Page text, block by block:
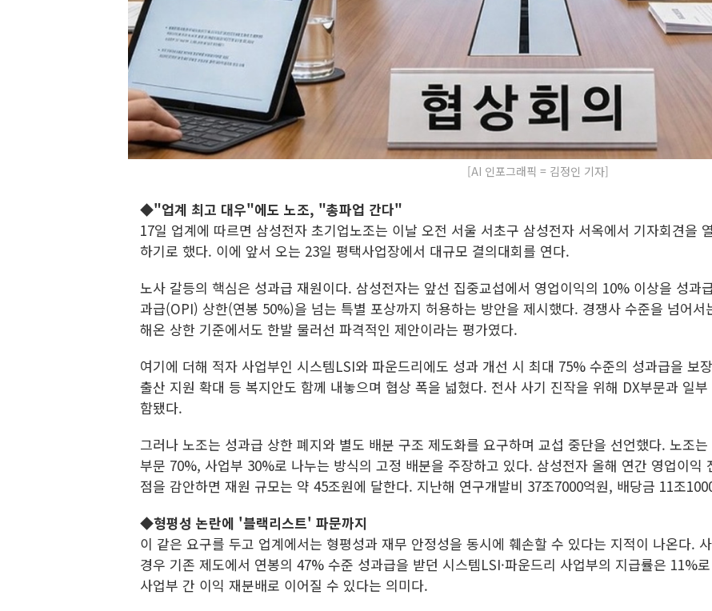
[AI 인포그래픽 = 김정인 기자]
◆"업계 최고 대우"에도 노조, "총파업 간다"
17일 업계에 따르면 삼성전자 초기업노조는 이날 오전 서울 서초구 삼성전자 서옥에서 기자회견을
하기로 했다. 이에 앞서 오는 23일 평택사업장에서 대규모 결의대회를 연다.
노사 갈등의 핵심은 성과급 재원이다. 삼성전자는 앞선 집중교섭에서 영업이익의 10% 이상을 성과
과급(OPI) 상한(연봉 50%)을 넘는 특별 포상까지 허용하는 방안을 제시했다. 경쟁사 수준을 넘어
해온 상한 기준에서도 한발 물러선 파격적인 제안이라는 평가였다.
여기에 더해 적자 사업부인 시스템LSI와 파운드리에도 성과 개선 시 최대 75% 수준의 성과급을 보
출산 지원 확대 등 복지안도 함께 내놓으며 협상 폭을 넓혔다. 전사 사기 진작을 위해 DX부문과 일
함됐다.
그러나 노조는 성과급 상한 폐지와 별도 배분 구조 제도화를 요구하며 교섭 중단을 선언했다. 노조
부문 70%, 사업부 30%로 나누는 방식의 고정 배분을 주장하고 있다. 삼성전자 올해 연간 영업이익
점을 감안하면 재원 규모는 약 45조원에 달한다. 지난해 연구개발비 37조7000억원, 배당금 11조
◆형평성 논란에 '블랙리스트' 파문까지
이 같은 요구를 두고 업계에서는 형평성과 재무 안정성을 동시에 훼손할 수 있다는 지적이 나온다.
경우 기존 제도에서 연봉의 47% 수준 성과급을 받던 시스템LSI·파운드리 사업부의 지급률은 11%
사업부 간 이익 재분배로 이어질 수 있다는 의미다.